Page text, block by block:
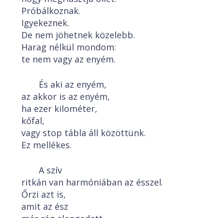
Próbálkoznak.
Igyekeznek.
De nem jöhetnek közelebb.
Harag nélkül mondom:
te nem vagy az enyém.
És aki az enyém,
az akkor is az enyém,
ha ezer kilométer,
kőfal,
vagy stop tábla áll közöttünk.
Ez mellékes.
A szív
ritkán van harmóniában az ésszel.
Őrzi azt is,
amit az ész